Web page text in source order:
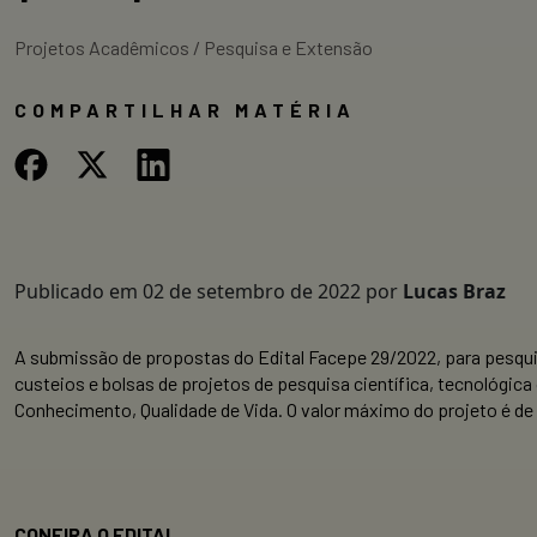
Projetos Acadêmicos / Pesquisa e Extensão
COMPARTILHAR MATÉRIA
Publicado em 02 de setembro de 2022 por Lucas Braz
A submissão de propostas do Edital Facepe 29/2022, para
custeios e bolsas de projetos de pesquisa científica, tecnológica
Conhecimento, Qualidade de Vida. O valor máximo do projeto é